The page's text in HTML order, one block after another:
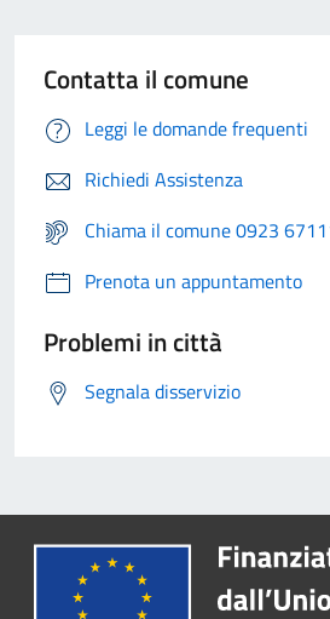
Contatta il comune
Leggi le domande frequenti
Richiedi Assistenza
Chiama il comune 0923
Prenota un appuntamento
Problemi in città
Segnala disservizio